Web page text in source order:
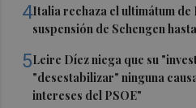
4Italia rechaza el ultimátum de
suspensión de Schengen
5Leire Díez niega que su
"desestabilizar" ninguna
intereses del PSOE"